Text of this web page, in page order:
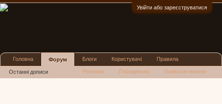
Увійти або зареєструватися
Головна Форум
Останні дописи
Блоги Користувачі Правила
Реклама Посиденьки Львівські новини